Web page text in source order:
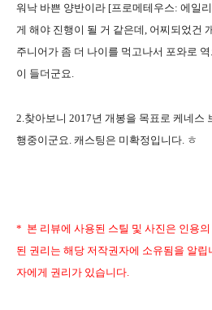
워낙 바쁜 양반이라 [프로메테우스: 에일
게 해야 진행이 될 거 같은데, 어찌되었건
주니어가 좀 더 나이를 먹고나서 포와로
이 들더군요.
2.찾아보니 2017년 개봉을 목표로 케네스
행중이군요. 캐스팅은 미확정입니다. ㅎ
* 본 리뷰에 사용된 스틸 및 사진은 인용
된 권리는 해당 저작권자에 소유됨을 알립
자에게 권리가 있습니다.